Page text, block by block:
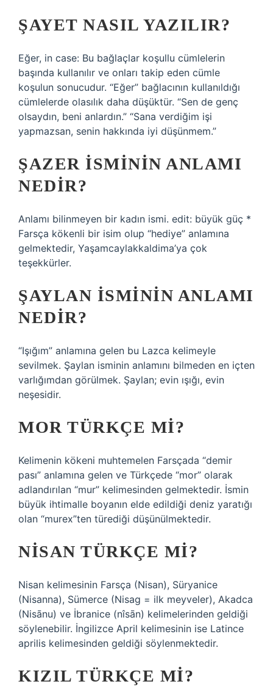
ŞAYET NASIL YAZILIR?
Eğer, in case: Bu bağlaçlar koşullu cümlelerin
başında kullanılır ve onları takip eden cümle
koşulun sonucudur. “Eğer” bağlacının kullanıldığı
cümlelerde olasılık daha düşüktür. “Sen de genç
olsaydın, beni anlardın.” “Sana verdiğim işi
yapmazsan, senin hakkında iyi düşünmem.”
ŞAZER ISMININ ANLAMI
NEDIR?
Anlamı bilinmeyen bir kadın ismi. edit: büyük güç *
Farsça kökenli bir isim olup “hediye” anlamına
gelmektedir, Yaşamcaylakkaldima’ya çok
teşekkürler.
ŞAYLAN ISMININ ANLAMI
NEDIR?
“Işığım” anlamına gelen bu Lazca kelimeyle
sevilmek. Şaylan isminin anlamını bilmeden en içten
varlığımdan görülmek. Şaylan; evin ışığı, evin
neşesidir.
MOR TÜRKÇE MI?
Kelimenin kökeni muhtemelen Farsçada “demir
pası” anlamına gelen ve Türkçede “mor” olarak
adlandırılan “mur” kelimesinden gelmektedir. İsmin
büyük ihtimalle boyanın elde edildiği deniz yaratığı
olan “murex”ten türediği düşünülmektedir.
NISAN TÜRKÇE MI?
Nisan kelimesinin Farsça (Nisan), Süryanice
(Nisanna), Sümerce (Nisag = ilk meyveler), Akadca
(Nisānu) ve İbranice (nîsān) kelimelerinden geldiği
söylenebilir. İngilizce April kelimesinin ise Latince
aprilis kelimesinden geldiği söylenmektedir.
KIZIL TÜRKÇE MI?